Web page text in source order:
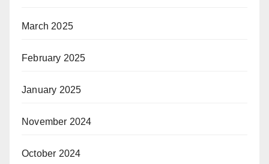
March 2025
February 2025
January 2025
November 2024
October 2024